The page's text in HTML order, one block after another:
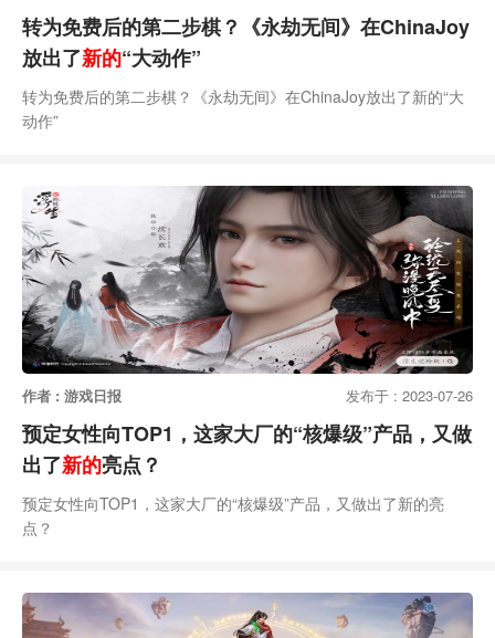
转为免费后的第二步棋？《永劫无间》在ChinaJoy
放出了新的“大动作”
转为免费后的第二步棋？《永劫无间》在ChinaJoy放出了新的“大
动作”
作者 : 游戏日报 发布于 : 2023-07-26
预定女性向TOP1，这家大厂的“核爆级”产品，又做
出了新的亮点？
预定女性向TOP1，这家大厂的“核爆级”产品，又做出了新的亮
点？